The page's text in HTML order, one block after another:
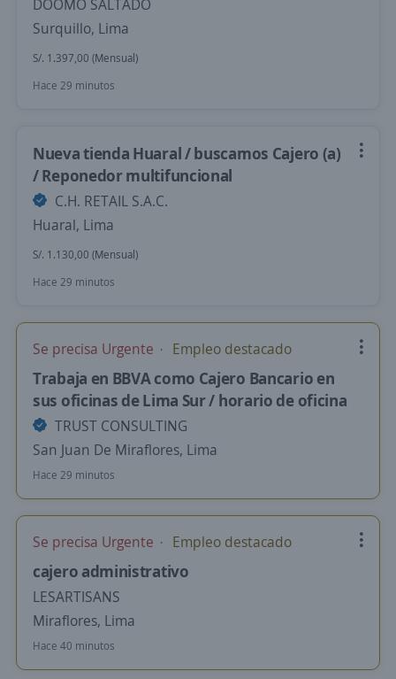
DOOMO SALTADO
Surquillo, Lima
S/. 1.397,00 (Mensual)
Hace 29 minutos
Nueva tienda Huaral / buscamos Cajero (a)
/ Reponedor multifuncional
C.H. RETAIL S.A.C.
Huaral, Lima
S/. 1.130,00 (Mensual)
Hace 29 minutos
Se precisa Urgente Empleo destacado
Trabaja en BBVA como Cajero Bancario en
sus oficinas de Lima Sur / horario de oficina
TRUST CONSULTING
San Juan De Miraflores, Lima
Hace 29 minutos
Se precisa Urgente Empleo destacado
cajero administrativo
LESARTISANS
Miraflores, Lima
Hace 40 minutos